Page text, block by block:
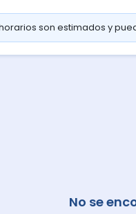
son estimados y
No se